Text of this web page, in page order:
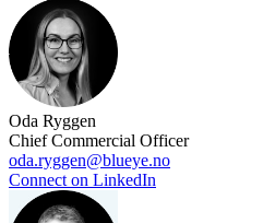
Oda Ryggen
Chief Commercial Officer
oda.ryggen@blueye.no
Connect on LinkedIn